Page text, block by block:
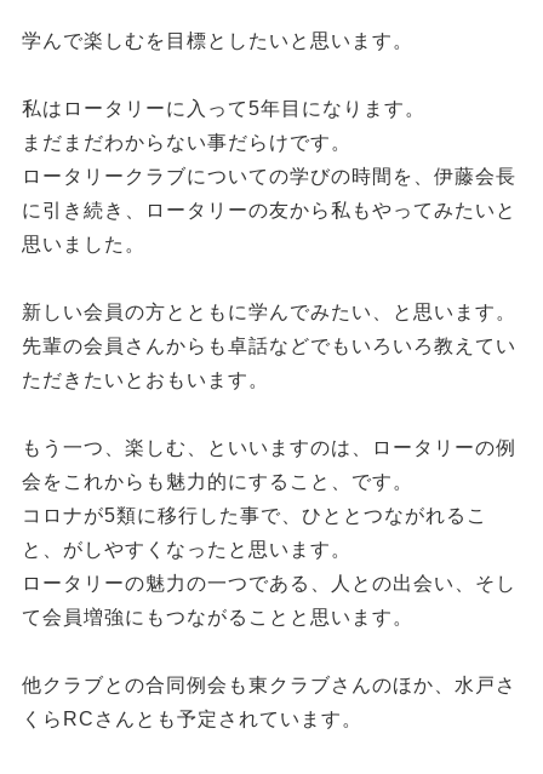
学んで楽しむを目標としたいと思います。
私はロータリーに入って5年目になります。
まだまだわからない事だらけです。
ロータリークラブについての学びの時間を、伊藤会長
に引き続き、ロータリーの友から私もやってみたいと
思いました。
新しい会員の方とともに学んでみたい、と思います。
先輩の会員さんからも卓話などでもいろいろ教えてい
ただきたいとおもいます。
もう一つ、楽しむ、といいますのは、ロータリーの例
会をこれからも魅力的にすること、です。
コロナが5類に移行した事で、ひととつながれるこ
と、がしやすくなったと思います。
ロータリーの魅力の一つである、人との出会い、そし
て会員増強にもつながることと思います。
他クラブとの合同例会も東クラブさんのほか、水戸さ
くらRCさんとも予定されています。